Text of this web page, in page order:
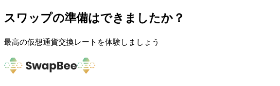
スワップの準備はできましたか？
最高の仮想通貨交換レートを体験しましょう